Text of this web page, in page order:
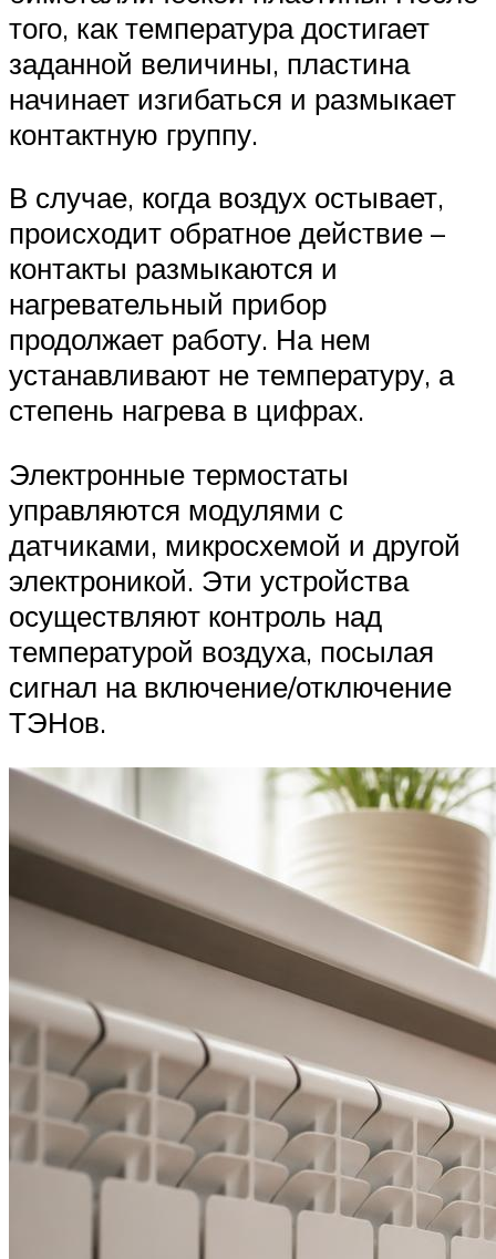
того, как температура достигает
заданной величины, пластина
начинает изгибаться и размыкает
контактную группу.
В случае, когда воздух остывает,
происходит обратное действие –
контакты размыкаются и
нагревательный прибор
продолжает работу. На нем
устанавливают не температуру, а
степень нагрева в цифрах.
Электронные термостаты
управляются модулями с
датчиками, микросхемой и другой
электроникой. Эти устройства
осуществляют контроль над
температурой воздуха, посылая
сигнал на включение/отключение
ТЭНов.